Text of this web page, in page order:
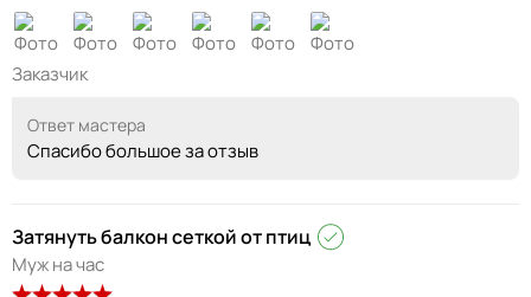
Заказчик
Ответ мастера
Спасибо большое за отзыв
Затянуть балкон сеткой от птиц
Муж на час